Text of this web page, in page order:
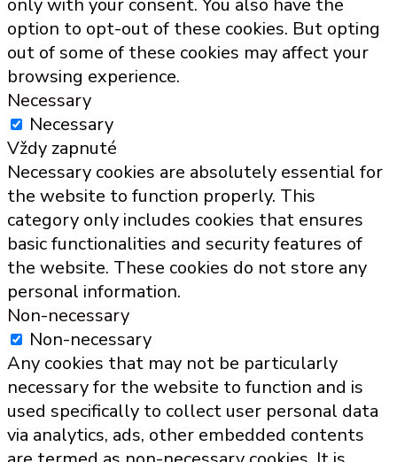
option to opt-out of these cookies. But opting
out of some of these cookies may affect your
browsing experience.
Necessary
Necessary
Vždy zapnuté
Necessary cookies are absolutely essential for
the website to function properly. This
category only includes cookies that ensures
basic functionalities and security features of
the website. These cookies do not store any
personal information.
Non-necessary
Non-necessary
Any cookies that may not be particularly
necessary for the website to function and is
used specifically to collect user personal data
via analytics, ads, other embedded contents